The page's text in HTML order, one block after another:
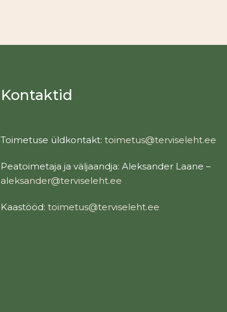
Kontaktid
Toimetuse üldkontakt:toimetus@terviseleht.ee
Peatoimetaja ja väljaandja: Aleksander Laane –
aleksander@terviseleht.ee
Kaastööd:toimetus@terviseleht.ee